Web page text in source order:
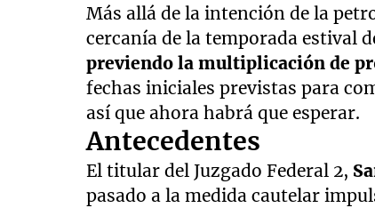
Más allá de la intención de la
cercanía de la temporada estival
previendo la multiplicación de
fechas iniciales previstas para
así que ahora habrá que esperar.
Antecedentes
El titular del Juzgado Federal 2,
pasado a la medida cautelar